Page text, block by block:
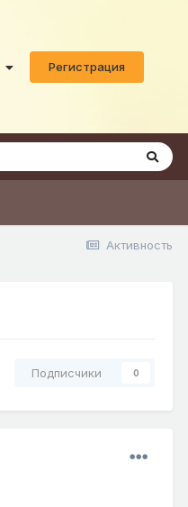
Регистрация
Активность
Подписчики 0